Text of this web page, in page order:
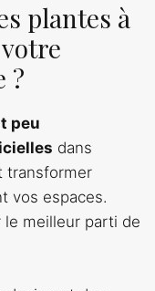
plantes à
?
peu
dans
transformer
vos espaces.
meilleur parti de